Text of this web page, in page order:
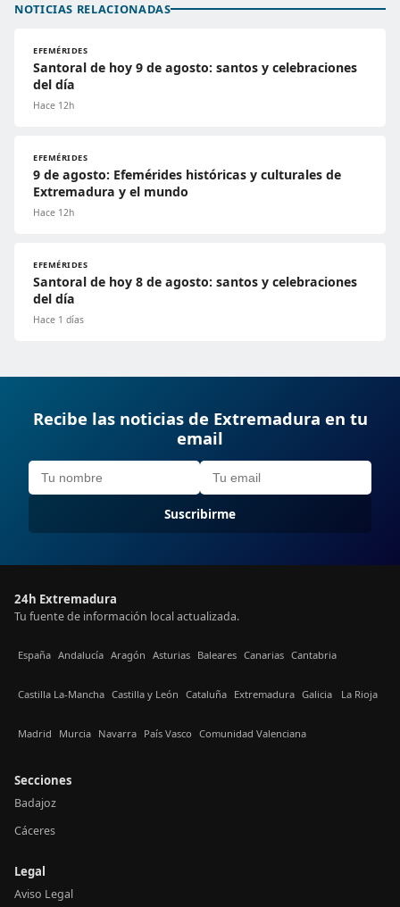
NOTICIAS RELACIONADAS
EFEMÉRIDES
Santoral de hoy 9 de agosto: santos y celebraciones
del día
Hace 12h
EFEMÉRIDES
9 de agosto: Efemérides históricas y culturales de
Extremadura y el mundo
Hace 12h
EFEMÉRIDES
Santoral de hoy 8 de agosto: santos y celebraciones
del día
Hace 1 días
Recibe las noticias de Extremadura en tu
email
Suscribirme
24h Extremadura
Tu fuente de información local actualizada.
España Andalucía Aragón Asturias Baleares Canarias Cantabria
Castilla La-Mancha Castilla y León Cataluña Extremadura Galicia La Rioja
Madrid Murcia Navarra País Vasco Comunidad Valenciana
Secciones
Badajoz
Cáceres
Legal
Aviso Legal